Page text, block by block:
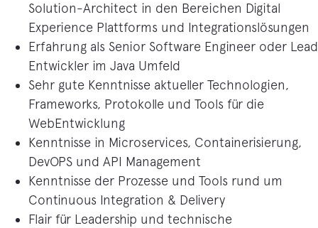
Solution-Architect in den Bereichen Digital
Experience Plattforms und Integrationslösungen
Erfahrung als Senior Software Engineer oder Lead
Entwickler im Java Umfeld
Sehr gute Kenntnisse aktueller Technologien,
Frameworks, Protokolle und Tools für die
WebEntwicklung
Kenntnisse in Microservices, Containerisierung,
DevOPS und API Management
Kenntnisse der Prozesse und Tools rund um
Continuous Integration & Delivery
Flair für Leadership und technische